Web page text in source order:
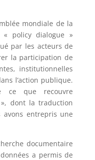
mondiale de la
policy dialogue »
par les acteurs de
la participation de
institutionnelles
l’action publique.
ce que recouvre
», dont la traduction
avons entrepris une
documentaire
a permis de